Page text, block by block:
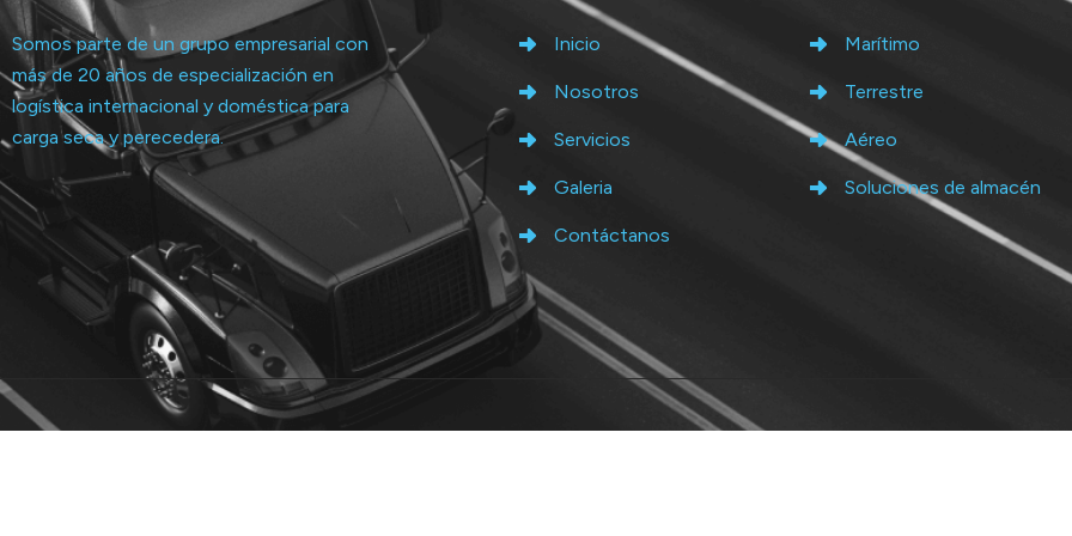
Somos parte de un grupo empresarial con
más de 20 años de especialización en
logística internacional y doméstica para
carga seca y perecedera.
Inicio
Nosotros
Servicios
Galeria
Contáctanos
Marítimo
Terrestre
Aéreo
Soluciones de almacén